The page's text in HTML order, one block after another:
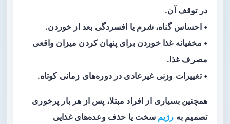
در توقف آن.
• احساس گناه، شرم یا افسردگی بعد از خوردن.
• مخفیانه غذا خوردن برای پنهان کردن میزان واقعی
مصرف غذا.
• تغییرات وزنی غیرعادی در دوره‌های زمانی کوتاه.
همچنین بسیاری از افراد مبتلا، پس از هر بار پرخوری
تصمیم به رژیم سخت یا حذف وعده‌های غذایی